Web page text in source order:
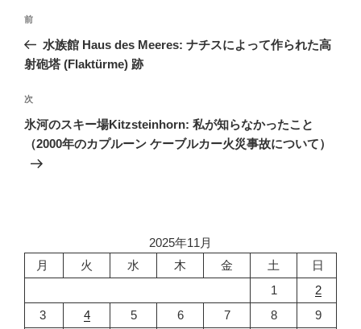
投
ナ
ゲ
ー
シ
ョ
前
の
投
前
水族館 Haus des Meeres: ナチスによって作られた高
射砲塔 (Flaktürme) 跡
次
の
投
次
氷河のスキー場Kitzsteinhorn: 私が知らなかったこと
（2000年のカプルーン ケーブルカー火災事故について）
2025年11月
月
火 水 木 金 土
日
1
2
3
4 5 6 7 8
9